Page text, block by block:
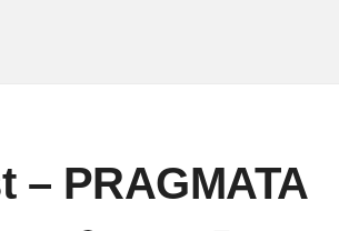
– PRAGMATA